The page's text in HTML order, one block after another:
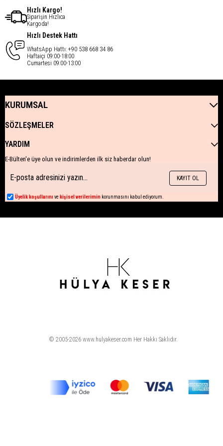
Hızlı Kargo!
Siparişin Hızlıca
Kargoda!
Hızlı Destek Hattı
WhatsApp Hattı: +90 538 668 34 86
Haftaiçi 09:00-18:00
Cumartesi 09:00-13:00
KURUMSAL
SÖZLEŞMELER
YARDIM
E-Bülten'e üye olun ve indirimlerden ilk siz haberdar olun!
KAYIT OL
Üyelik koşullarını ve kişisel verilerimin korunmasını kabul ediyorum.
© 2005-2026 www.hulyakeser.com Her Hakkı Saklıdır.